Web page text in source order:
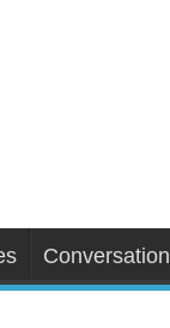
Conversation